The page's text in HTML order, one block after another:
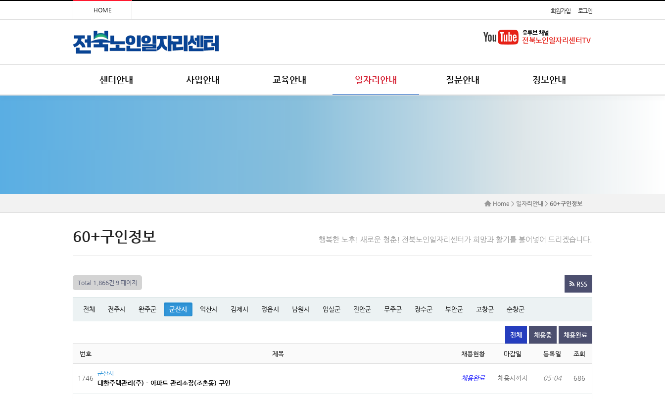
HOME 회원가입 로그인
센터안내 사업안내 교육안내 일자리안내 질문안내 정보안내
Home > 일자리안내 > 60+구인정보
60+구인정보 행복한 노후! 새로운 청춘! 전북노인일자리센터가 희망과 활기를 불어넣어 드리겠습니다.
Total 1,866건 9 페이지 RSS
전체 전주시 완주군 군산시 익산시 김제시 정읍시 남원시 임실군 진안군 무주군 장수군 부안군 고창군 순창군
전체 채용중 채용완료
번호 제목 채용현황 마감일 등록일 조회
1746
군산시
대한주택관리(주) - 아파트 관리소장(조촌동) 구인
채용완료 채용시까지 05-04 686